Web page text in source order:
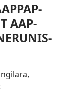
AAP­